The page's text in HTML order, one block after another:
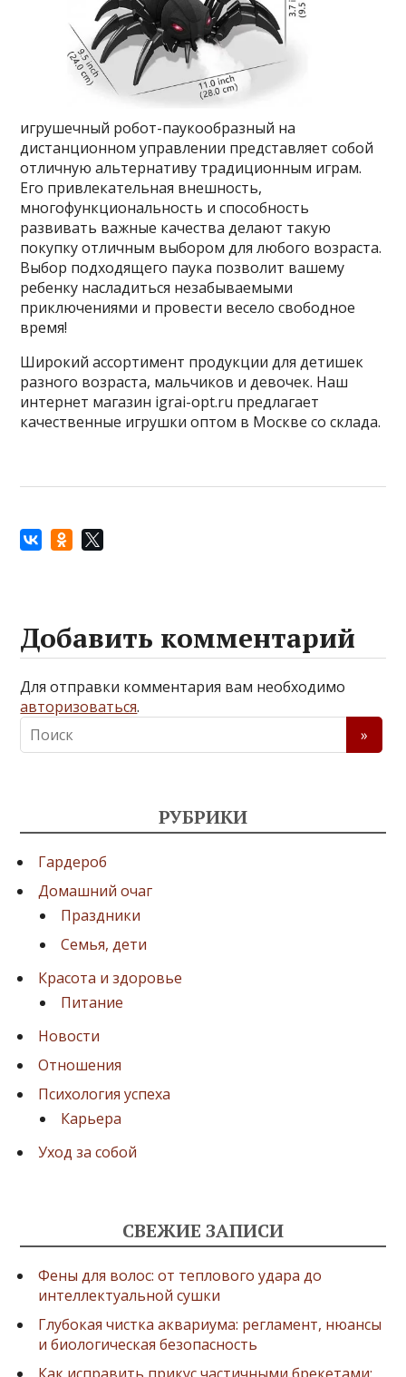
игрушечный робот-паукообразный на
дистанционном управлении представляет собой
отличную альтернативу традиционным играм.
Его привлекательная внешность,
многофункциональность и способность
развивать важные качества делают такую
покупку отличным выбором для любого возраста.
Выбор подходящего паука позволит вашему
ребенку насладиться незабываемыми
приключениями и провести весело свободное
время!
Широкий ассортимент продукции для детишек
разного возраста, мальчиков и девочек. Наш
интернет магазин igrai-opt.ru предлагает
качественные игрушки оптом в Москве со склада.
Добавить комментарий
Для отправки комментария вам необходимо
авторизоваться.
РУБРИКИ
Гардероб
Домашний очаг
Праздники
Семья, дети
Красота и здоровье
Питание
Новости
Отношения
Психология успеха
Карьера
Уход за собой
СВЕЖИЕ ЗАПИСИ
Фены для волос: от теплового удара до
интеллектуальной сушки
Глубокая чистка аквариума: регламент, нюансы
и биологическая безопасность